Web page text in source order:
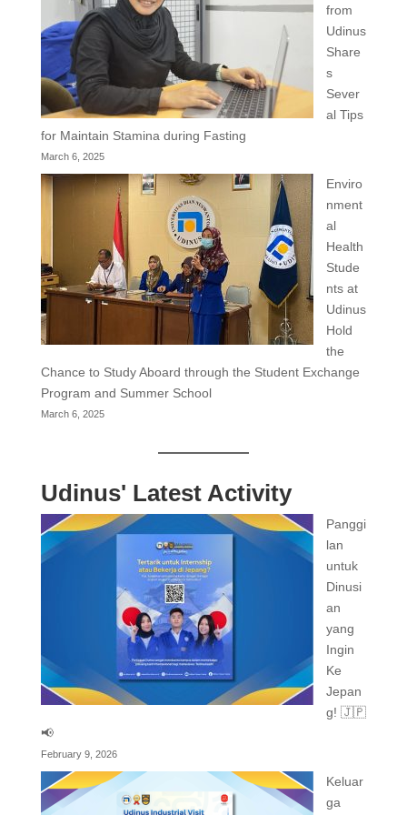
from
Udinus
Share
s
Sever
al Tips
for Maintain Stamina during Fasting
March 6, 2025
Enviro
nment
al
Health
Stude
nts at
Udinus
Hold
the
Chance to Study Aboard through the Student Exchange
Program and Summer School
March 6, 2025
Udinus' Latest Activity
Panggi
lan
untuk
Dinusi
an
yang
Ingin
Ke
Jepan
g! 🇯🇵
📢
February 9, 2026
Keluar
ga